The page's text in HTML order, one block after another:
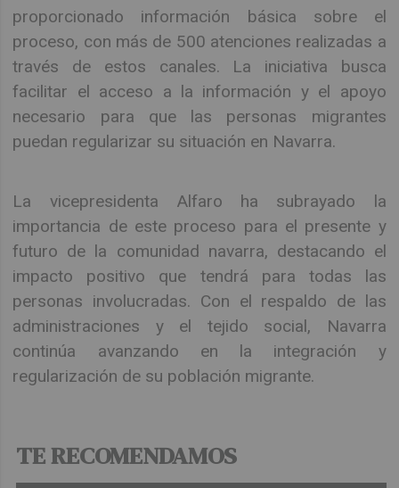
proporcionado información básica sobre el
proceso, con más de 500 atenciones realizadas a
través de estos canales. La iniciativa busca
facilitar el acceso a la información y el apoyo
necesario para que las personas migrantes
puedan regularizar su situación en Navarra.
La vicepresidenta Alfaro ha subrayado la
importancia de este proceso para el presente y
futuro de la comunidad navarra, destacando el
impacto positivo que tendrá para todas las
personas involucradas. Con el respaldo de las
administraciones y el tejido social, Navarra
continúa avanzando en la integración y
regularización de su población migrante.
TE RECOMENDAMOS